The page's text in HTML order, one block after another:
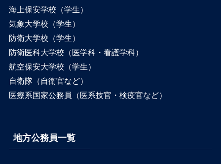
海上保安学校（学生）
気象大学校（学生）
防衛大学校（学生）
防衛医科大学校（医学科・看護学科）
航空保安大学校（学生）
自衛隊（自衛官など）
医療系国家公務員（医系技官・検疫官など）
地方公務員一覧